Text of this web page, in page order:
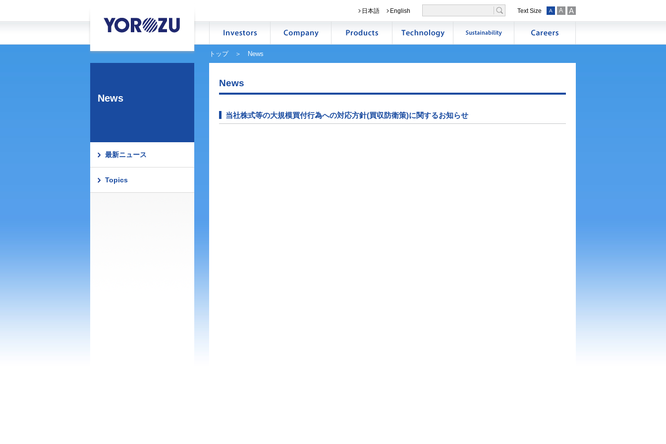
日本語 English Text Size A A A
トップ＞ News
News
最新ニュース
Topics
News
当社株式等の大規模買付行為への対応方針(買収防衛策)に関するお知らせ